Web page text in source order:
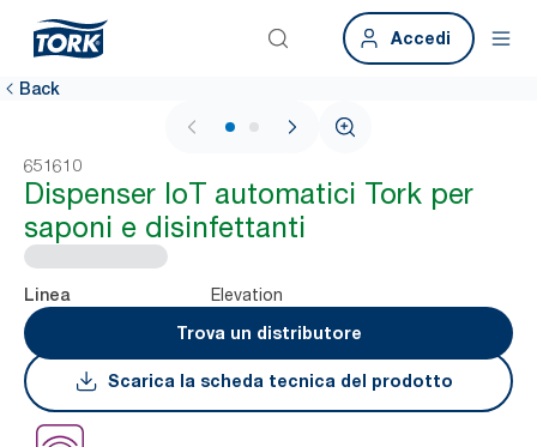
Accedi
Back
1 / 2
651610
Dispenser IoT automatici Tork per
saponi e disinfettanti
Linea
Elevation
Trova un distributore
Scarica la scheda tecnica del prodotto